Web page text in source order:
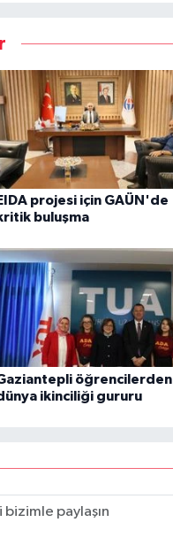
projesi için GAÜN'de
buluşma
öğrencilerden
ikinciliği gururu